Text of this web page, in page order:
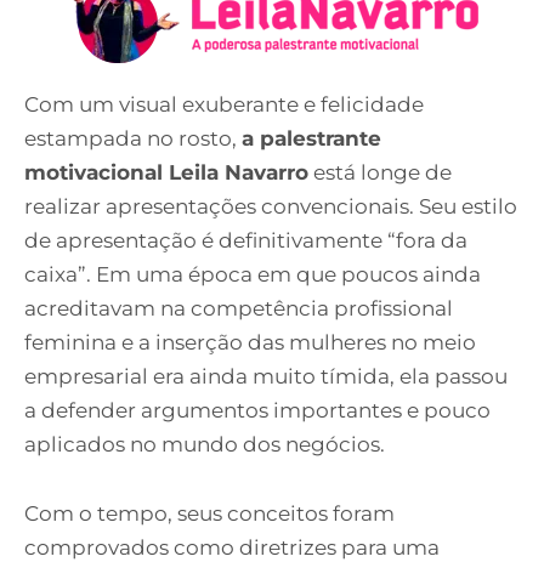
Com um visual exuberante e felicidade
estampada no rosto, a palestrante
motivacional Leila Navarro está longe de
realizar apresentações convencionais. Seu estilo
de apresentação é definitivamente “fora da
caixa”. Em uma época em que poucos ainda
acreditavam na competência profissional
feminina e a inserção das mulheres no meio
empresarial era ainda muito tímida, ela passou
a defender argumentos importantes e pouco
aplicados no mundo dos negócios.
Com o tempo, seus conceitos foram
comprovados como diretrizes para uma